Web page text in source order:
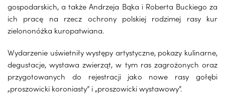
gospodarskich, a także Andrzeja Bąka i Roberta Buckiego za
ich pracę na rzecz ochrony polskiej rodzimej rasy kur
zielononóżka kuropatwiana.
Wydarzenie uświetniły występy artystyczne, pokazy kulinarne,
degustacje, wystawa zwierząt, w tym ras zagrożonych oraz
przygotowanych do rejestracji jako nowe rasy gołębi
„proszowicki koroniasty” i „proszowicki wystawowy”.